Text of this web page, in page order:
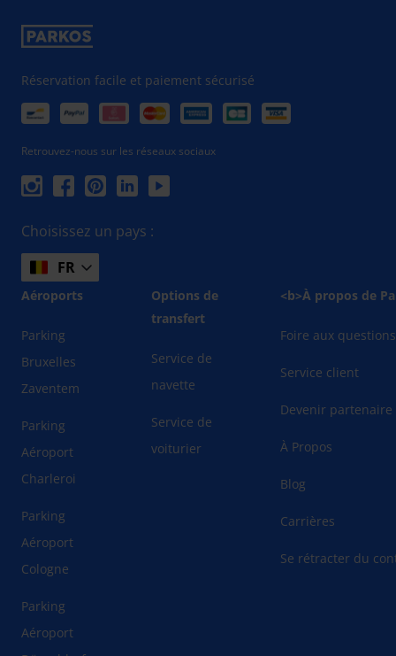
Réservation facile et paiement sécurisé
Retrouvez-nous sur les réseaux sociaux
Choisissez un pays :
FR
Aéroports
Parking
Bruxelles
Zaventem
Parking
Aéroport
Charleroi
Parking
Aéroport
Cologne
Parking
Aéroport
Options de
transfert
Service de
navette
Service de
voiturier
<b>À propos de
Foire aux questions
Service client
Devenir partenaire
À Propos
Blog
Carrières
Se rétracter du